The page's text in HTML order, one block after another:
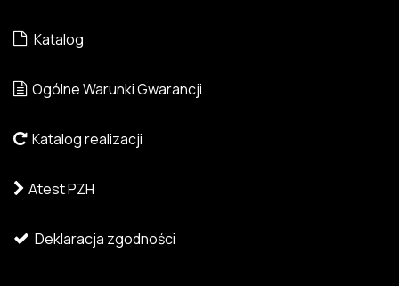
Katalog
Ogólne Warunki Gwarancji
Katalog realizacji
Atest PZH
Deklaracja zgodności